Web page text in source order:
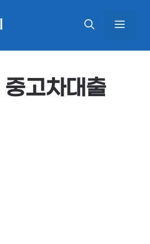
고차대출